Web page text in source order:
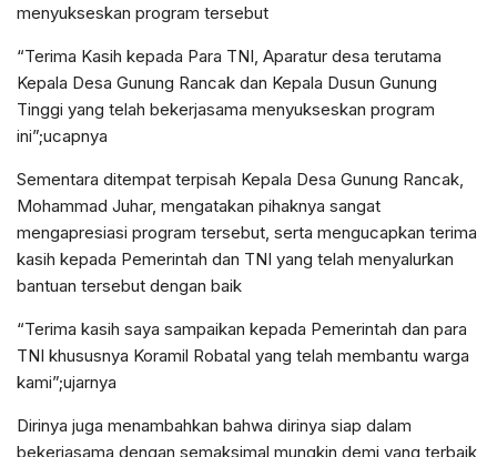
menyukseskan program tersebut
“Terima Kasih kepada Para TNI, Aparatur desa terutama
Kepala Desa Gunung Rancak dan Kepala Dusun Gunung
Tinggi yang telah bekerjasama menyukseskan program
ini”;ucapnya
Sementara ditempat terpisah Kepala Desa Gunung Rancak,
Mohammad Juhar, mengatakan pihaknya sangat
mengapresiasi program tersebut, serta mengucapkan terima
kasih kepada Pemerintah dan TNI yang telah menyalurkan
bantuan tersebut dengan baik
“Terima kasih saya sampaikan kepada Pemerintah dan para
TNI khususnya Koramil Robatal yang telah membantu warga
kami”;ujarnya
Dirinya juga menambahkan bahwa dirinya siap dalam
bekerjasama dengan semaksimal mungkin demi yang terbaik